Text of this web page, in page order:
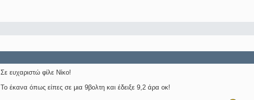
Σε ευχαριστώ φίλε Νίκο!
Το έκανα όπως είπες σε μια 9βολτη και έδειξε 9,2 άρα οκ!